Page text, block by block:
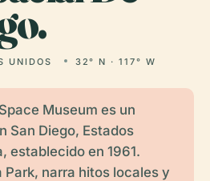
UNIDOS 32° N · 117° W
Museum es un
San Diego, Estados
establecido en 1961.
Park, narra hitos locales y